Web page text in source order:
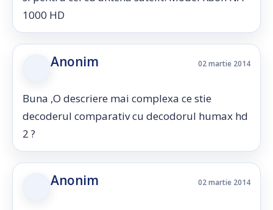
1000 HD
Anonim 02 martie 2014
Buna ,O descriere mai complexa ce stie
decoderul comparativ cu decodorul humax hd
2 ?
Anonim 02 martie 2014